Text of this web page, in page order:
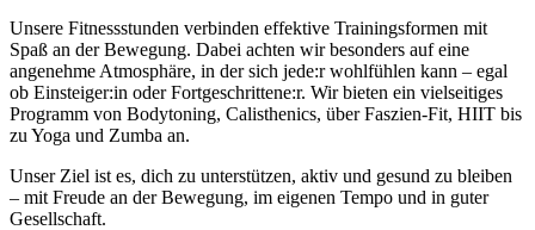
Unsere Fitnessstunden verbinden effektive Trainingsformen mit
Spaß an der Bewegung. Dabei achten wir besonders auf eine
angenehme Atmosphäre, in der sich jede:r wohlfühlen kann – egal
ob Einsteiger:in oder Fortgeschrittene:r. Wir bieten ein vielseitiges
Programm von Bodytoning, Calisthenics, über Faszien-Fit, HIIT bis
zu Yoga und Zumba an.
Unser Ziel ist es, dich zu unterstützen, aktiv und gesund zu bleiben
– mit Freude an der Bewegung, im eigenen Tempo und in guter
Gesellschaft.